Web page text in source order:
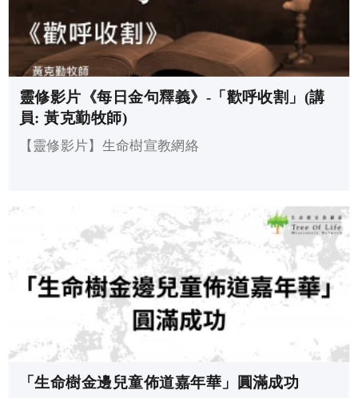
靈修影片《每日金句釋義》-「歡呼收割」(講
員: 黃克勤牧師)
【靈修影片】生命樹宣教網絡
「生命樹金邊兒童佈道嘉年華」圓滿成功